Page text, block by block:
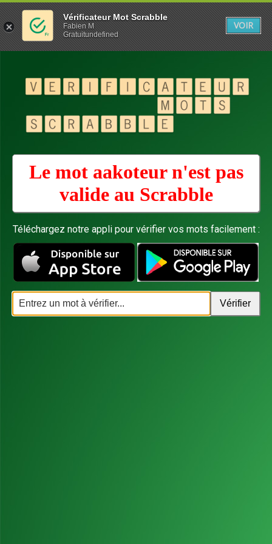
Le mot aakoteur n'est pas
valide au Scrabble
Téléchargez notre appli pour vérifier vos mots facilement :
Vérificateur Mot Scrabble
Fabien M
Gratuitundefined
VOIR